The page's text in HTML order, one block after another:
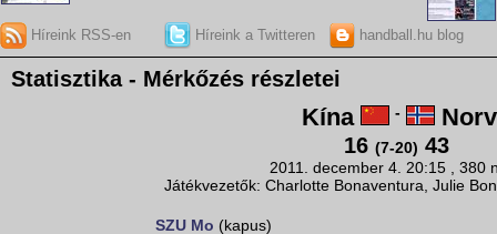
Híreink RSS-en Híreink a Twitteren handball.hu blog
Statisztika - Mérkőzés részletei
Kína -
16 (7-20) 43
2011. december 4. 20:15 , 380
Játékvezetők: Charlotte Bonaventura, Julie
SZU Mo (kapus)